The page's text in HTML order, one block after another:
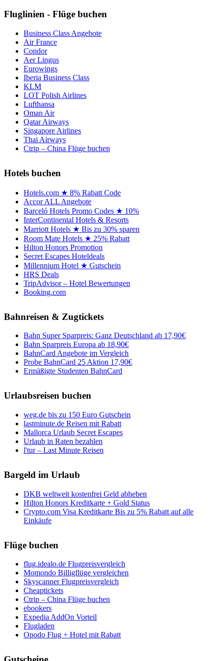
Fluglinien - Flüge buchen
Business Class Angebote
Air France
Condor
Aer Lingus
Eurowings
Iberia Business Class
KLM
LOT Polish Airlines
Lufthansa
Oman Air
Qatar Airways
Singapore Airlines
Thai Airways
Ctrip – China Flüge buchen
Hotels buchen
Hotels.com ★ 8% Rabatt Code
Accor ALL Angebote
Barceló Hotels Promo Codes ★ 10%
InterContinental Hotels & Resorts
Marriott Hotels ★ Bis zu 30% sparen
Room Mate Hotels ★ 25% Rabatt
Hilton Honors Promotion
Secret Escapes Hoteldeals
Millennium Hotel ★ Gutschein
HRS Deals
TripAdvisor – Hotel Bewertungen
Booking.com
Bahnreisen & Zugtickets
Bahn Super Sparpreis: Ganz Deutschland ab 17,90€
Bahn Sparpreis Europa ab 18,90€
BahnCard Angebote im Vergleich
Probe BahnCard 25 Aktion 17,90€
Ermäßigte Studenten BahnCard
Urlaubsreisen buchen
weg.de bis zu 150 Euro Gutschein
lastminute.de Reisen mit Rabatt
Mallorca Urlaub Secret Escapes
Urlaub in Raten bezahlen
l'tur – Last Minute Reisen
Bargeld im Urlaub
DKB weltweit kostenfrei Geld abheben
Hilton Honors Kreditkarte + Gold Status
Crypto.com Visa Kreditkarte Bis zu 5% Rabatt auf alle
Einkäufe
Flüge buchen
flug.idealo.de Flugpreisvergleich
Momondo Billigflüge vergleichen
Skyscanner Flugpreisvergleich
Cheaptickets
Ctrip – China Flüge buchen
ebookers
Expedia AddOn Vorteil
Flugladen
Opodo Flug + Hotel mit Rabatt